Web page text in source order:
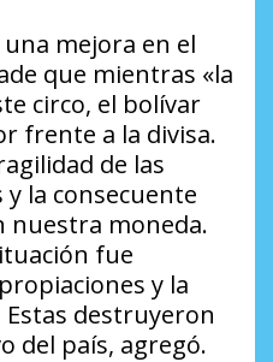
mejora en el
que mientras «la
circo, el bolívar
frente a la divisa.
de las
la consecuente
nuestra moneda.
fue
y la
destruyeron
del país, agregó.